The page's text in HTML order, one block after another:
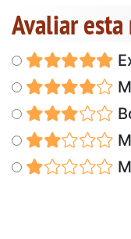
Avaliar